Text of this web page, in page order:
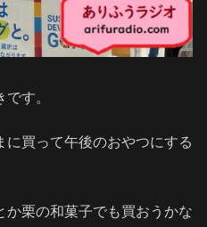
す。
買って午後のおやつにする
か栗の和菓子でも買おうかな